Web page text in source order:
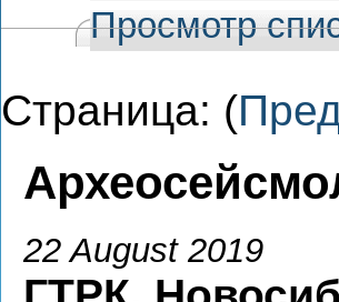
Просмотр
Страница: (
22 August 2019